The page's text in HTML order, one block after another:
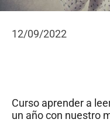
12/09/2022
Curso aprender a
un año con nuestro